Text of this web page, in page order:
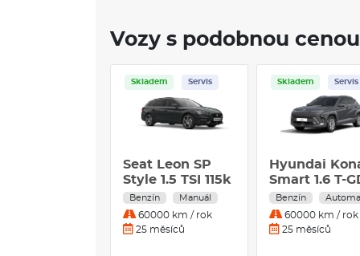
Vozy s podobnou cenou
Skladem Servis
Seat Leon SP
Style 1.5 TSI 115k
Benzín Manuál
60000 km / rok
25 měsíců
Skladem Servis
Hyundai
Smart 1.6 T-
110 kW 7°
Benzín
60000 km / rok
25 měsíců